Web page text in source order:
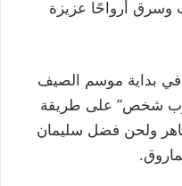
وسرق أرواحًا عزيزة
بداية موسم الصيف
شخص” على طريقة
ولحن فضل سليمان